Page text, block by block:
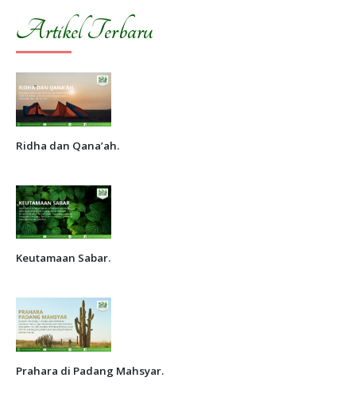
Artikel Terbaru
Ridha dan Qana’ah.
Keutamaan Sabar.
Prahara di Padang Mahsyar.